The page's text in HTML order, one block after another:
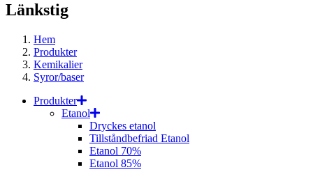
Länkstig
Hem
Produkter
Kemikalier
Syror/baser
Produkter
Etanol
Dryckes etanol
Tillståndbefriad Etanol
Etanol 70%
Etanol 85%